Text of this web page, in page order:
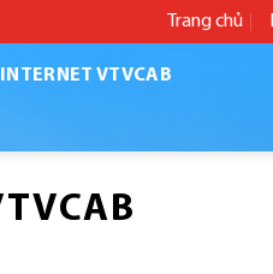
Trang chủ
INTERNET VTVCAB